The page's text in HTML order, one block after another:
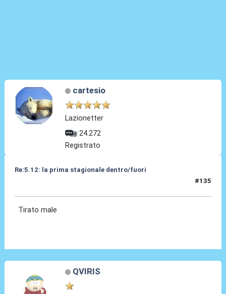
cartesio
Lazionetter
24.272
Registrato
Re:5.12: la prima stagionale dentro/fuori
#135
Tirato male
QVIRIS